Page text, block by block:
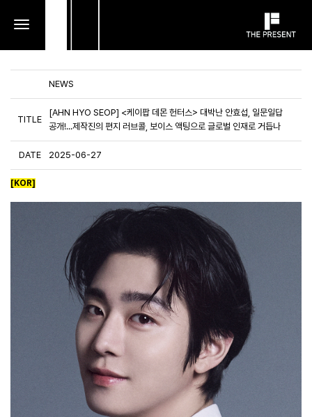
toggle
NEWS
TITLE
[AHN HYO SEOP] <케이팝 데몬 헌터스> 대박난 안효섭, 일문일답
공개!...제작진의 편지 러브콜, 보이스 액팅으로 글로벌 인재로 거듭나
DATE 2025-06-27
[KOR]